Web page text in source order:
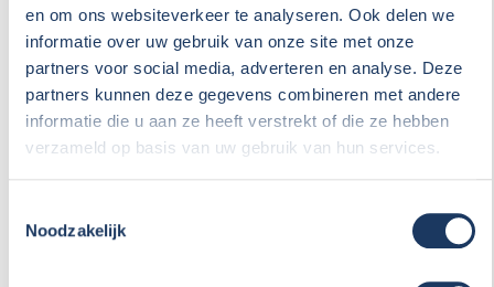
en om ons websiteverkeer te analyseren. Ook delen we
informatie over uw gebruik van onze site met onze
partners voor social media, adverteren en analyse. Deze
partners kunnen deze gegevens combineren met andere
informatie die u aan ze heeft verstrekt of die ze hebben
verzameld op basis van uw gebruik van hun services.
Noodzakelijk
Beveiliging Bekijken
Campercheck Bekijken